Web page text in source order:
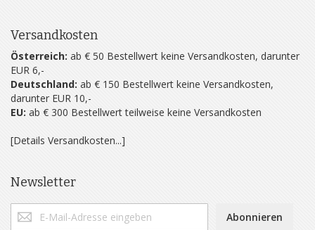
Versandkosten
Österreich: ab € 50 Bestellwert keine Versandkosten, darunter
EUR 6,-
Deutschland: ab € 150 Bestellwert keine Versandkosten,
darunter EUR 10,-
EU: ab € 300 Bestellwert teilweise keine Versandkosten
[Details Versandkosten...]
Newsletter
Abonnieren